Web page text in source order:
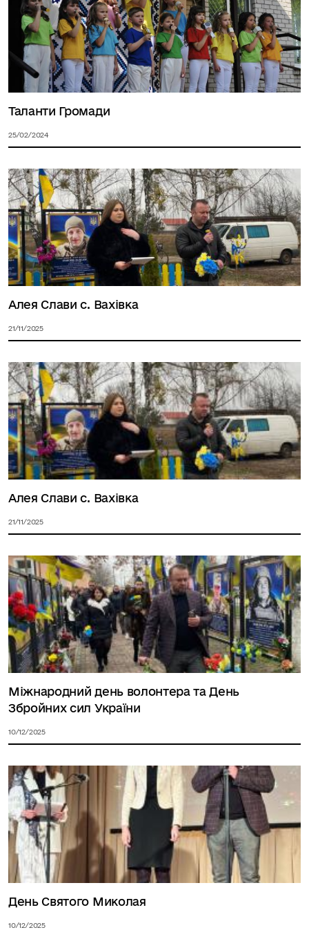
Таланти Громади
25/02/2024
Алея Слави с. Вахівка
21/11/2025
Алея Слави с. Вахівка
21/11/2025
Міжнародний день волонтера та День
Збройних сил України
10/12/2025
День Святого Миколая
10/12/2025